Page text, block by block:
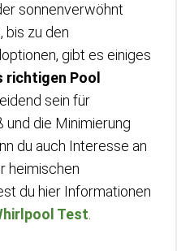
sonnenverwöhnt
bis zu den
gibt es einiges
richtigen Pool
sein für
und die Minimierung
du auch Interesse an
heimischen
du hier Informationen
Test